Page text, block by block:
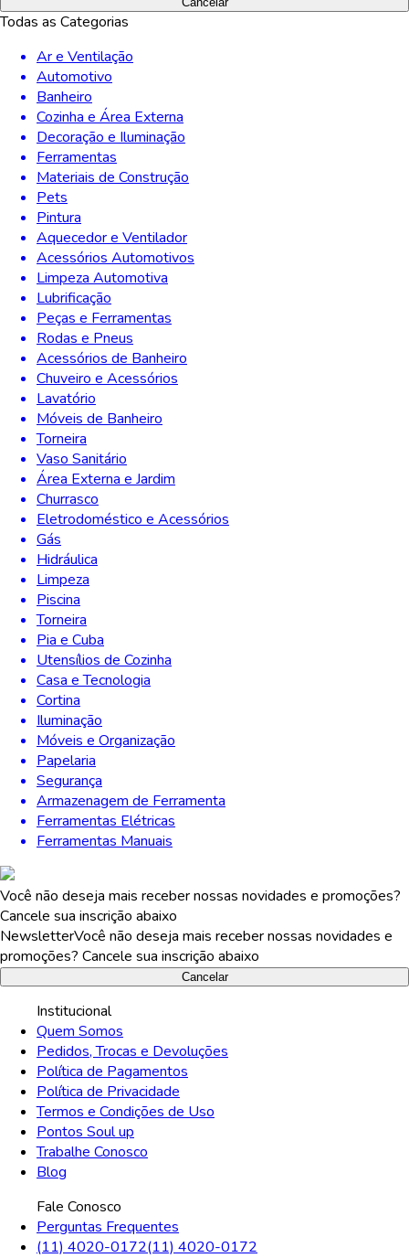
Todas as Categorias
Ar e Ventilação
Automotivo
Banheiro
Cozinha e Área Externa
Decoração e Iluminação
Ferramentas
Materiais de Construção
Pets
Pintura
Aquecedor e Ventilador
Acessórios Automotivos
Limpeza Automotiva
Lubrificação
Peças e Ferramentas
Rodas e Pneus
Acessórios de Banheiro
Chuveiro e Acessórios
Lavatório
Móveis de Banheiro
Torneira
Vaso Sanitário
Área Externa e Jardim
Churrasco
Eletrodoméstico e Acessórios
Gás
Hidráulica
Limpeza
Piscina
Torneira
Pia e Cuba
Utensílios de Cozinha
Casa e Tecnologia
Cortina
Iluminação
Móveis e Organização
Papelaria
Segurança
Armazenagem de Ferramenta
Ferramentas Elétricas
Ferramentas Manuais
Você não deseja mais receber nossas novidades e promoções?
Cancele sua inscrição abaixo
NewsletterVocê não deseja mais receber nossas novidades e
promoções? Cancele sua inscrição abaixo
Cancelar
Institucional
Quem Somos
Pedidos, Trocas e Devoluções
Política de Pagamentos
Política de Privacidade
Termos e Condições de Uso
Pontos Soul up
Trabalhe Conosco
Blog
Fale Conosco
Perguntas Frequentes
(11) 4020-0172(11) 4020-0172